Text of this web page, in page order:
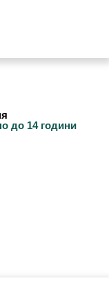
до 14 години